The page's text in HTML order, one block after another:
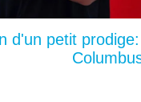
d'un petit